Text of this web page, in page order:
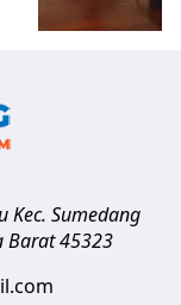
Kec. Sumedang
Barat 45323